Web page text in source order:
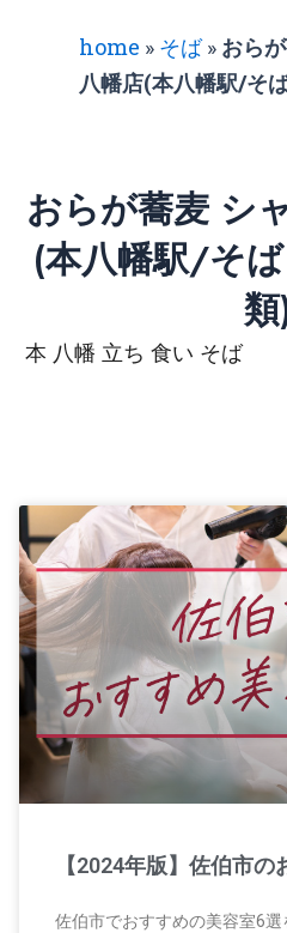
home » そば» おら
八幡店(本八幡駅/そ
おらが蕎麦 シ
(本八幡駅/そ
本 八幡 立ち 食い そば
【2024年版】佐伯市
佐伯市でおすすめの美容室6